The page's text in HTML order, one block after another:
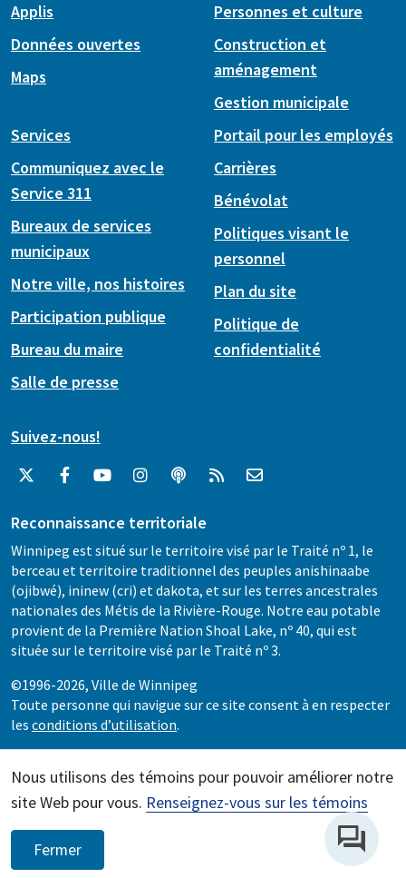
Fermer
Nous utilisons des témoins pour pouvoir améliorer notre
site Web pour vous. Renseignez-vous sur les témoins
Applis
Données ouvertes
Maps
Personnes et culture
Construction et
aménagement
Gestion municipale
Services
Communiquez avec le
Service 311
Bureaux de services
municipaux
Notre ville, nos histoires
Participation publique
Bureau du maire
Salle de presse
Portail pour les employés
Carrières
Bénévolat
Politiques visant le
personnel
Plan du site
Politique de
confidentialité
Suivez-nous!
Reconnaissance territoriale
Winnipeg est situé sur le territoire visé par le Traité nº 1, le
berceau et territoire traditionnel des peuples anishinaabe
(ojibwé), ininew (cri) et dakota, et sur les terres ancestrales
nationales des Métis de la Rivière-Rouge. Notre eau potable
provient de la Première Nation Shoal Lake, nº 40, qui est
située sur le territoire visé par le Traité nº 3.
©1996-2026, Ville de Winnipeg
Toute personne qui navigue sur ce site consent à en respecter
les conditions d’utilisation.